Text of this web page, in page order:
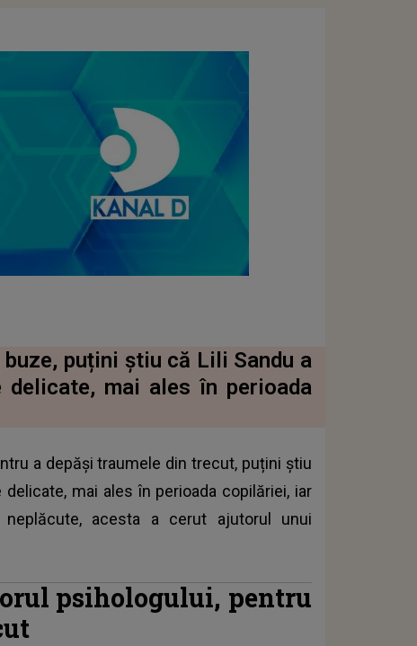
puțini știu că Lili Sandu a
mai ales în perioada
a depăși traumele din trecut, puțini știu
mai ales în perioada copilăriei, iar
acesta a cerut ajutorul unui
psihologului, pentru